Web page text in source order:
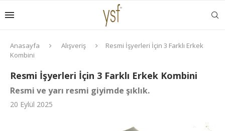
Anasayfa Alışveriş
Resmi İşyerleri İçin 3 Farklı Erkek
Kombini
Resmi İşyerleri İçin 3 Farklı Erkek Kombini
Resmi ve yarı resmi giyimde şıklık.
20 Eylül 2025